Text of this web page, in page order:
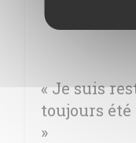
« Je suis
toujours
»